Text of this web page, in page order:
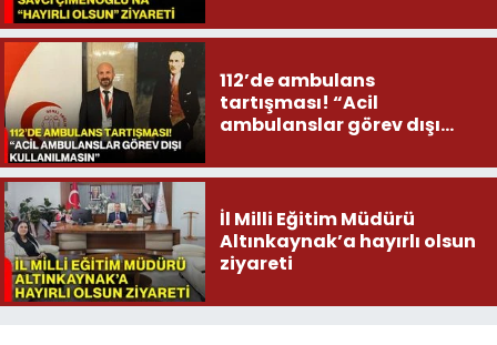
112’de ambulans
tartışması! “Acil
ambulanslar görev dışı
İl Milli Eğitim Müdürü
Altınkaynak’a hayırlı olsun
ziyareti